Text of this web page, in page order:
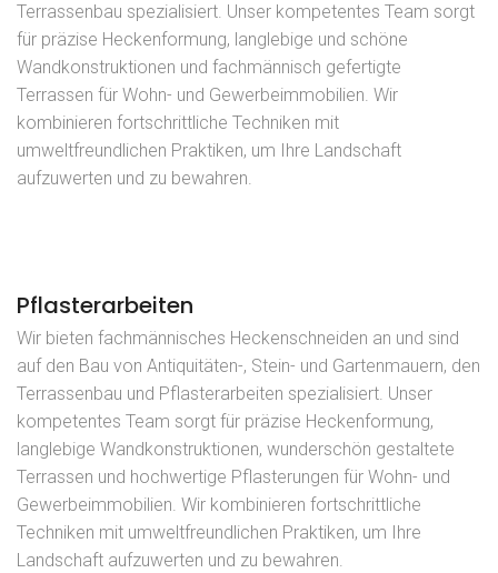
Terrassenbau spezialisiert. Unser kompetentes Team sorgt
für präzise Heckenformung, langlebige und schöne
Wandkonstruktionen und fachmännisch gefertigte
Terrassen für Wohn- und Gewerbeimmobilien. Wir
kombinieren fortschrittliche Techniken mit
umweltfreundlichen Praktiken, um Ihre Landschaft
aufzuwerten und zu bewahren.
Pflasterarbeiten
Wir bieten fachmännisches Heckenschneiden an und sind
auf den Bau von Antiquitäten-, Stein- und Gartenmauern, den
Terrassenbau und Pflasterarbeiten spezialisiert. Unser
kompetentes Team sorgt für präzise Heckenformung,
langlebige Wandkonstruktionen, wunderschön gestaltete
Terrassen und hochwertige Pflasterungen für Wohn- und
Gewerbeimmobilien. Wir kombinieren fortschrittliche
Techniken mit umweltfreundlichen Praktiken, um Ihre
Landschaft aufzuwerten und zu bewahren.